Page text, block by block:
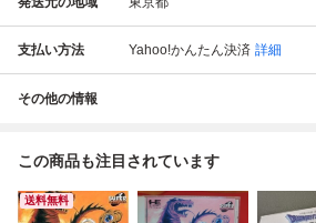
支払い方法 Yahoo!かんたん決済 詳細
その他の情報
この商品も注目されています
送料無料